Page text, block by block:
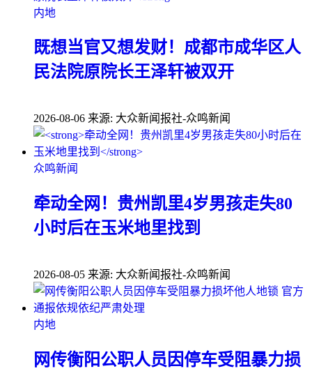
内地
既想当官又想发财！成都市成华区人
民法院原院长王泽轩被双开
2026-08-06 来源: 大众新闻报社-众鸣新闻
众鸣新闻
牵动全网！贵州凯里4岁男孩走失80
小时后在玉米地里找到
2026-08-05 来源: 大众新闻报社-众鸣新闻
内地
网传衡阳公职人员因停车受阻暴力损